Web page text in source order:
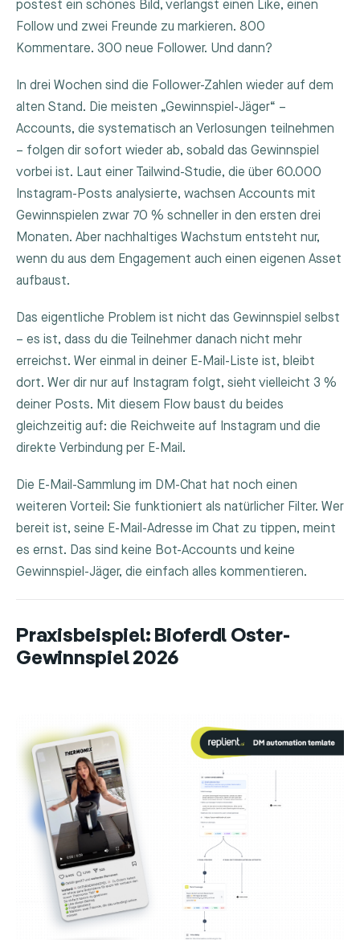
postest ein schönes Bild, verlangst einen Like, einen
Follow und zwei Freunde zu markieren. 800
Kommentare. 300 neue Follower. Und dann?
In drei Wochen sind die Follower-Zahlen wieder auf dem
alten Stand. Die meisten „Gewinnspiel-Jäger“ –
Accounts, die systematisch an Verlosungen teilnehmen
– folgen dir sofort wieder ab, sobald das Gewinnspiel
vorbei ist. Laut einer Tailwind-Studie, die über 60.000
Instagram-Posts analysierte, wachsen Accounts mit
Gewinnspielen zwar 70 % schneller in den ersten drei
Monaten. Aber nachhaltiges Wachstum entsteht nur,
wenn du aus dem Engagement auch einen eigenen Asset
aufbaust.
Das eigentliche Problem ist nicht das Gewinnspiel selbst
– es ist, dass du die Teilnehmer danach nicht mehr
erreichst. Wer einmal in deiner E-Mail-Liste ist, bleibt
dort. Wer dir nur auf Instagram folgt, sieht vielleicht 3 %
deiner Posts. Mit diesem Flow baust du beides
gleichzeitig auf: die Reichweite auf Instagram und die
direkte Verbindung per E-Mail.
Die E-Mail-Sammlung im DM-Chat hat noch einen
weiteren Vorteil: Sie funktioniert als natürlicher Filter. Wer
bereit ist, seine E-Mail-Adresse im Chat zu tippen, meint
es ernst. Das sind keine Bot-Accounts und keine
Gewinnspiel-Jäger, die einfach alles kommentieren.
Praxisbeispiel: Bioferdl Oster-
Gewinnspiel 2026